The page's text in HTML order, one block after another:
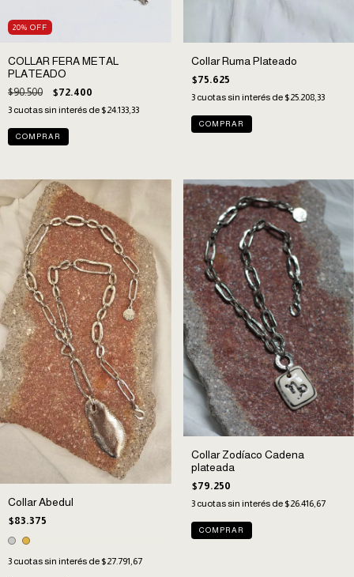
20% OFF
COLLAR FERA METAL
PLATEADO
$90.500 $72.400
3 cuotas sin interés de $24.133,33
Collar Ruma Plateado
$75.625
3 cuotas sin interés de $25.208,33
Collar Abedul
$83.375
3 cuotas sin interés de $27.791,67
Collar Zodíaco Cadena
plateada
$79.250
3 cuotas sin interés de $26.416,67
COMPRAR